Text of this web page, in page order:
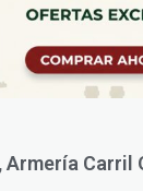
Armería Carril